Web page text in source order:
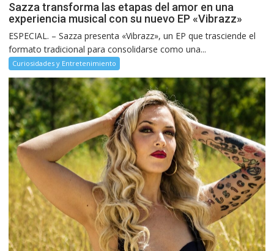
Sazza transforma las etapas del amor en una
experiencia musical con su nuevo EP «Vibrazz»
ESPECIAL. – Sazza presenta «Vibrazz», un EP que trasciende el
formato tradicional para consolidarse como una...
Curiosidades y Entretenimiento